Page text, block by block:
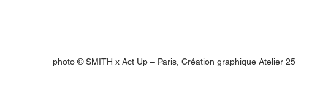
photo © SMITH x Act Up – Paris, Création graphique Atelier 25